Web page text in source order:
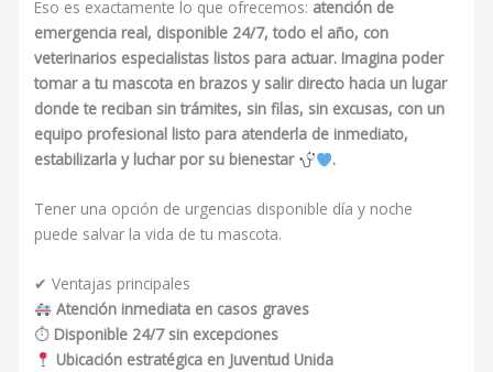
Eso es exactamente lo que ofrecemos: atención de
emergencia real, disponible 24/7, todo el año, con
veterinarios especialistas listos para actuar. Imagina poder
tomar a tu mascota en brazos y salir directo hacia un lugar
donde te reciban sin trámites, sin filas, sin excusas, con un
equipo profesional listo para atenderla de inmediato,
estabilizarla y luchar por su bienestar
.
Tener una opción de urgencias disponible día y noche
puede salvar la vida de tu mascota.
✔ Ventajas principales
Atención inmediata en casos graves
⏱ Disponible 24/7 sin excepciones
Ubicación estratégica en Juventud Unida